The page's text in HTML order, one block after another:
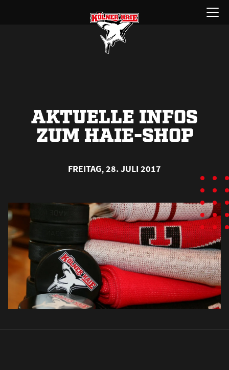
Menü
öffnen
AKTUELLE INFOS
ZUM HAIE-SHOP
FREITAG, 28. JULI 2017